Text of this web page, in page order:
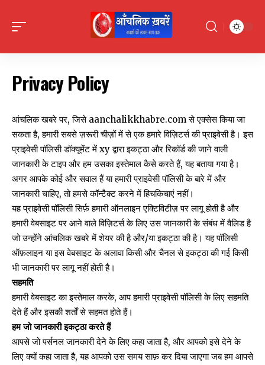
Privacy Policy
आंचलिक खबरे पर, जिसे aanchalikkhabre.com से एक्सेस किया जा
सकता है, हमारी सबसे ज़रूरी चीज़ों में से एक हमारे विज़िटर्स की प्राइवेसी है। इस
प्राइवेसी पॉलिसी डॉक्यूमेंट में xy द्वारा इकट्ठा और रिकॉर्ड की जाने वाली
जानकारी के टाइप और हम उसका इस्तेमाल कैसे करते हैं, यह बताया गया है।
अगर आपके कोई और सवाल हैं या हमारी प्राइवेसी पॉलिसी के बारे में और
जानकारी चाहिए, तो हमसे कॉन्टैक्ट करने में हिचकिचाएं नहीं।
यह प्राइवेसी पॉलिसी सिर्फ़ हमारी ऑनलाइन एक्टिविटीज़ पर लागू होती है और
हमारी वेबसाइट पर आने वाले विज़िटर्स के लिए उस जानकारी के संबंध में वैलिड है
जो उन्होंने आंचलिक खबरे में शेयर की है और/या इकट्ठा की है। यह पॉलिसी
ऑफ़लाइन या इस वेबसाइट के अलावा किसी और चैनल से इकट्ठा की गई किसी
भी जानकारी पर लागू नहीं होती है।
सहमति
हमारी वेबसाइट का इस्तेमाल करके, आप हमारी प्राइवेसी पॉलिसी के लिए सहमति
देते हैं और इसकी शर्तों से सहमत होते हैं।
हम जो जानकारी इकट्ठा करते हैं
आपसे जो पर्सनल जानकारी देने के लिए कहा जाता है, और आपको इसे देने के
लिए क्यों कहा जाता है, यह आपको उस समय साफ़ कर दिया जाएगा जब हम आपसे